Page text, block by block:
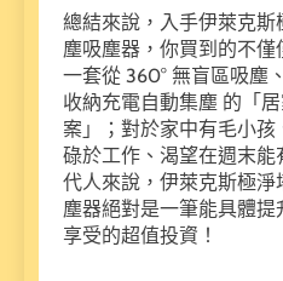
總結來說，入手伊萊克
塵吸塵器，你買到的不
一套從 360° 無盲區吸塵
收納充電自動集塵 的「
案」；對於家中有毛小
碌於工作、渴望在週末
代人來說，伊萊克斯極
塵器絕對是一筆能具體
享受的超值投資！